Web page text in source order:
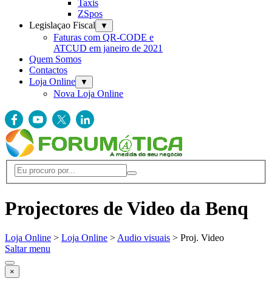
Taxis
ZSpos
Legislaçao Fiscal
▼
Faturas com QR-CODE e
ATCUD em janeiro de 2021
Quem Somos
Contactos
Loja Online
▼
Nova Loja Online
Projectores de Video da Benq
Loja Online > Loja Online > Audio visuais > Proj. Video
Saltar menu
×